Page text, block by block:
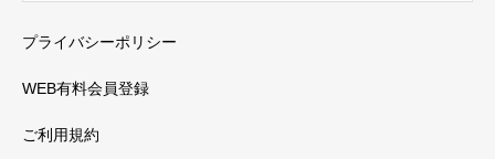
プライバシーポリシー
WEB有料会員登録
ご利用規約